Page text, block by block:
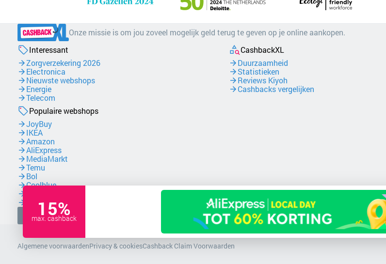
Onze missie is om jou zoveel mogelijk geld terug te geven op je online aankopen.
Interessant
Zorgverzekering 2026
Electronica
Nieuwste webshops
Energie
Telecom
CashbackXL
Duurzaamheid
Statistieken
Reviews Kiyoh
Cashbacks vergelijken
Populaire webshops
JoyBuy
IKEA
Amazon
AliExpress
MediaMarkt
Temu
Bol
Coolblue
Zalando
Facebook
Algemene voorwaardenPrivacy & cookiesCashback Claim Voorwaarden
15%
max. cashback